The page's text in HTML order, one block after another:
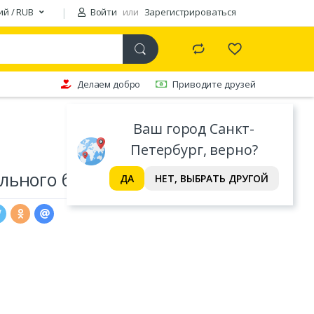
/ RUB Войти или Зарегистрироваться
Ваш город Санкт-
Петербург, верно?
ДА НЕТ, ВЫБРАТЬ ДРУГОЙ
Делаем добро Приводите друзей
белья Maison D'or